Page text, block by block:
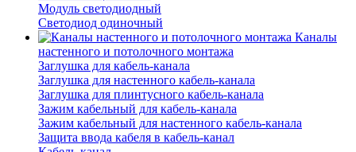
Модуль светодиодный
Светодиод одиночный
Каналы
настенного и потолочного монтажа
Заглушка для кабель-канала
Заглушка для настенного кабель-канала
Заглушка для плинтусного кабель-канала
Зажим кабельный для кабель-канала
Зажим кабельный для настенного кабель-канала
Защита ввода кабеля в кабель-канал